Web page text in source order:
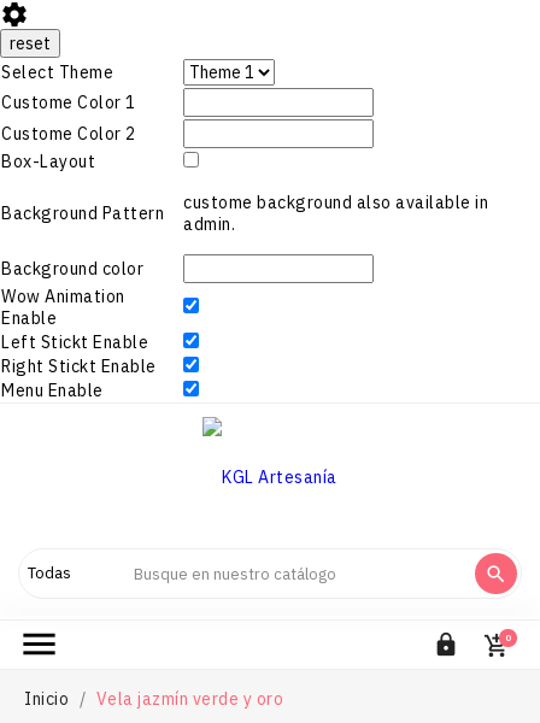

reset
Select Theme
Custome Color 1
Custome Color 2
Box-Layout
Background Pattern
custome background also available in
admin.
Background color
Wow Animation
Enable
Left Stickt Enable
Right Stickt Enable
Menu Enable

  0
Inicio Vela jazmín verde y oro